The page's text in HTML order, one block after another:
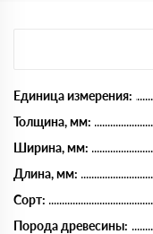
Единица измерения:
Толщина, мм:
Ширина, мм:
Длина, мм:
Сорт:
Порода древесины: